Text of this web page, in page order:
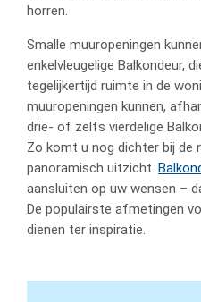
horren.
Smalle muuropeningen
enkelvleugelige Balkondeur,
tegelijkertijd ruimte in de
muuropeningen kunnen,
drie- of zelfs vierdelige
Zo komt u nog dichter bij de
panoramisch uitzicht.
aansluiten op uw wensen –
De populairste afmetingen
dienen ter inspiratie.